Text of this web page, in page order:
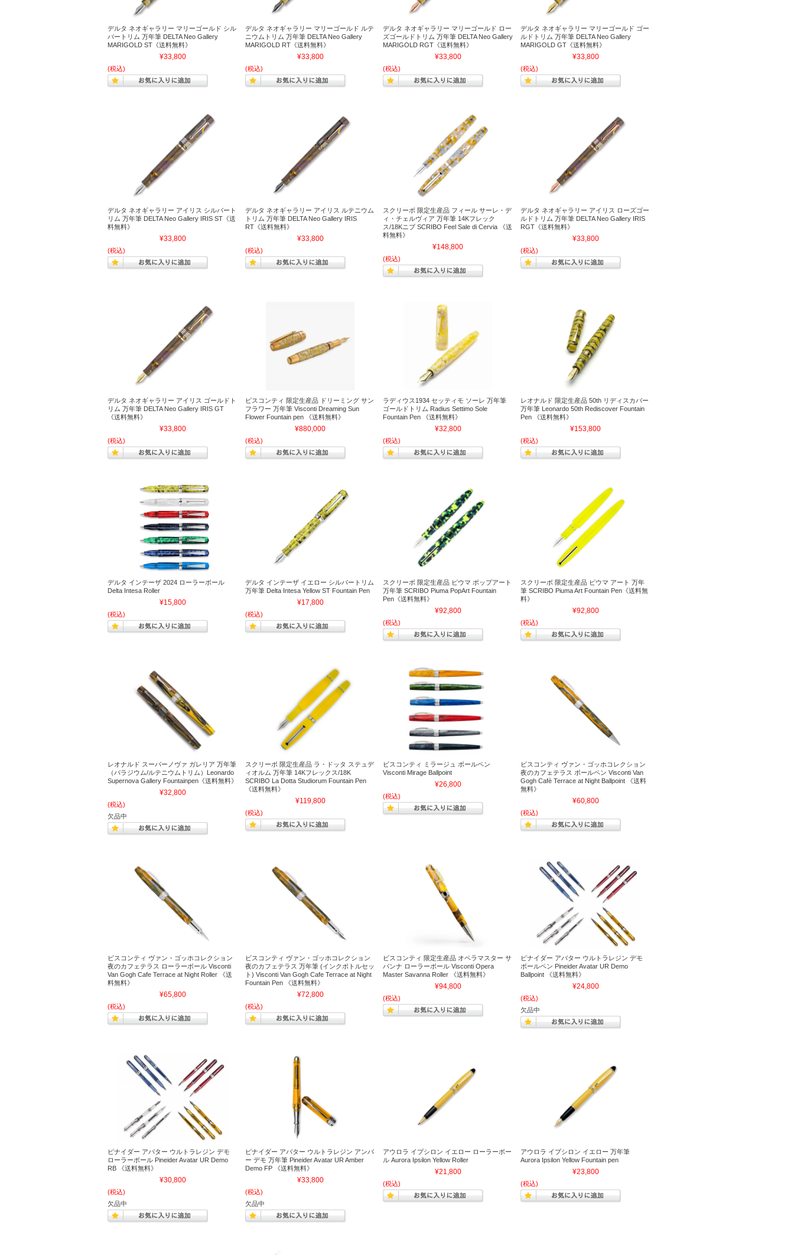
デルタ ネオギャラリー マリーゴールド シル
バートリム 万年筆 DELTA Neo Gallery
MARIGOLD ST《送料無料》
¥33,800
(税込)
デルタ ネオギャラリー マリーゴールド ルテ
ニウムトリム 万年筆 DELTA Neo Gallery
MARIGOLD RT《送料無料》
¥33,800
(税込)
デルタ ネオギャラリー マリーゴールド ロー
ズゴールドトリム 万年筆 DELTA Neo Gallery
MARIGOLD RGT《送料無料》
¥33,800
(税込)
デルタ ネオギャラリー マリーゴールド ゴー
ルドトリム 万年筆 DELTA Neo Gallery
MARIGOLD GT《送料無料》
¥33,800
(税込)
デルタ ネオギャラリー アイリス シルバート
リム 万年筆 DELTA Neo Gallery IRIS ST《送
料無料》
¥33,800
(税込)
デルタ ネオギャラリー アイリス ルテニウム
トリム 万年筆 DELTA Neo Gallery IRIS
RT《送料無料》
¥33,800
(税込)
スクリーボ 限定生産品 フィール サーレ・デ
ィ・チェルヴィア 万年筆 14Kフレック
ス/18Kニブ SCRIBO Feel Sale di Cervia 《送
料無料》
¥148,800
(税込)
デルタ ネオギャラリー アイリス ローズゴー
ルドトリム 万年筆 DELTA Neo Gallery IRIS
RGT《送料無料》
¥33,800
(税込)
デルタ ネオギャラリー アイリス ゴールドト
リム 万年筆 DELTA Neo Gallery IRIS GT
《送料無料》
¥33,800
(税込)
ビスコンティ 限定生産品 ドリーミング サン
フラワー 万年筆 Visconti Dreaming Sun
Flower Fountain pen 《送料無料》
¥880,000
(税込)
ラディウス1934 セッティモ ソーレ 万年筆
ゴールドトリム Radius Settimo Sole
Fountain Pen 《送料無料》
¥32,800
(税込)
レオナルド 限定生産品 50th リディスカバー
万年筆 Leonardo 50th Rediscover Fountain
Pen 《送料無料》
¥153,800
(税込)
デルタ インテーザ 2024 ローラーボール
Delta Intesa Roller
¥15,800
(税込)
デルタ インテーザ イエロー シルバートリム
万年筆 Delta Intesa Yellow ST Fountain Pen
¥17,800
(税込)
スクリーボ 限定生産品 ピウマ ポップアート
万年筆 SCRIBO Piuma PopArt Fountain
Pen《送料無料》
¥92,800
(税込)
スクリーボ 限定生産品 ピウマ アート 万年
筆 SCRIBO Piuma Art Fountain Pen《送料無
料》
¥92,800
(税込)
レオナルド スーパーノヴァ ガレリア 万年筆
（パラジウム/ルテニウムトリム）Leonardo
Supernova Gallery Fountainpen《送料無料》
¥32,800
(税込)
欠品中
スクリーボ 限定生産品 ラ・ドッタ ステュデ
ィオルム 万年筆 14Kフレックス/18K
SCRIBO La Dotta Studiorum Fountain Pen
《送料無料》
¥119,800
(税込)
ビスコンティ ミラージュ ボールペン
Visconti Mirage Ballpoint
¥26,800
(税込)
ビスコンティ ヴァン・ゴッホコレクション
夜のカフェテラス ボールペン Visconti Van
Gogh Cafè Terrace at Night Ballpoint 《送料
無料》
¥60,800
(税込)
ビスコンティ ヴァン・ゴッホコレクション
夜のカフェテラス ローラーボール Visconti
Van Gogh Cafe Terrace at Night Roller 《送
料無料》
¥65,800
(税込)
ビスコンティ ヴァン・ゴッホコレクション
夜のカフェテラス 万年筆 (インクボトルセッ
ト) Visconti Van Gogh Cafe Terrace at Night
Fountain Pen 《送料無料》
¥72,800
(税込)
ビスコンティ 限定生産品 オペラマスター サ
バンナ ローラーボール Visconti Opera
Master Savanna Roller 《送料無料》
¥94,800
(税込)
ピナイダー アバター ウルトラレジン デモ
ボールペン Pineider Avatar UR Demo
Ballpoint 《送料無料》
¥24,800
(税込)
欠品中
ピナイダー アバター ウルトラレジン デモ
ローラーボール Pineider Avatar UR Demo
RB 《送料無料》
¥30,800
(税込)
欠品中
ピナイダー アバター ウルトラレジン アンバ
ー デモ 万年筆 Pineider Avatar UR Amber
Demo FP 《送料無料》
¥33,800
(税込)
欠品中
アウロラ イプシロン イエロー ローラーボー
ル Aurora Ipsilon Yellow Roller
¥21,800
(税込)
アウロラ イプシロン イエロー 万年筆
Aurora Ipsilon Yellow Fountain pen
¥23,800
(税込)